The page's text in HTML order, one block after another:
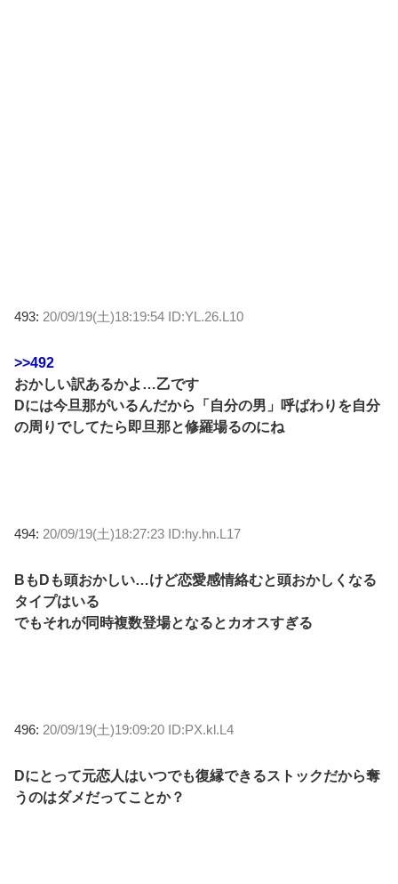
493: 20/09/19(土)18:19:54 ID:YL.26.L10
>>492
おかしい訳あるかよ…乙です
Dには今旦那がいるんだから「自分の男」呼ばわりを自分
の周りでしてたら即旦那と修羅場るのにね
494: 20/09/19(土)18:27:23 ID:hy.hn.L17
BもDも頭おかしい…けど恋愛感情絡むと頭おかしくなる
タイプはいる
でもそれが同時複数登場となるとカオスすぎる
496: 20/09/19(土)19:09:20 ID:PX.kl.L4
Dにとって元恋人はいつでも復縁できるストックだから奪
うのはダメだってことか？